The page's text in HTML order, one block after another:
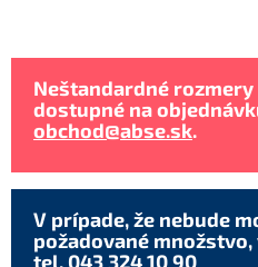
Neštandardné
dostupné na
obchod@abse.sk.
V prípade, že nebude
požadované
tel. 043 324 10 90